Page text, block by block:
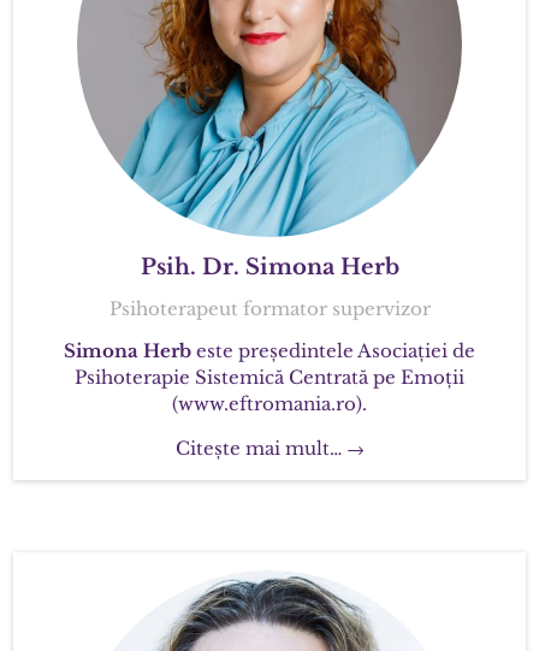
Psih. Dr. Simona Herb
Psihoterapeut formator supervizor
Simona Herb este președintele Asociației de
Psihoterapie Sistemică Centrată pe Emoții
(www.eftromania.ro).
Citește mai mult… →